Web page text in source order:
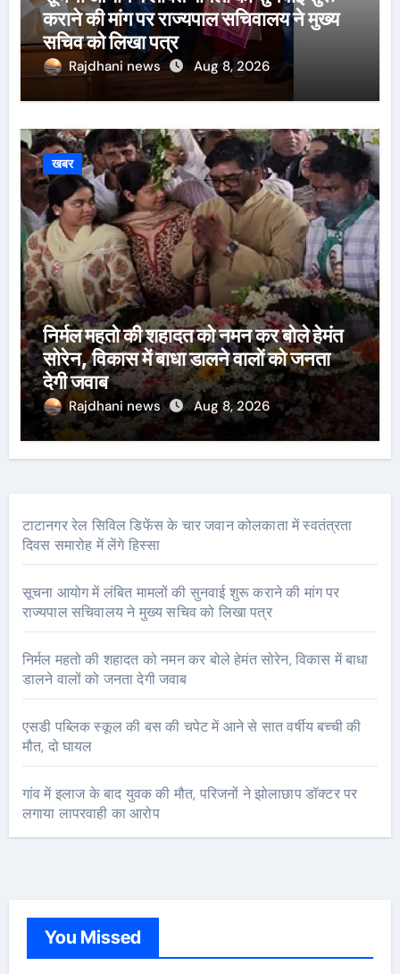
कराने की मांग पर राज्यपाल सचिवालय ने मुख्य
सचिव को लिखा पत्र
Rajdhani news Aug 8, 2026
खबर
निर्मल महतो की शहादत को नमन कर बोले हेमंत
सोरेन, विकास में बाधा डालने वालों को जनता
देगी जवाब
Rajdhani news Aug 8, 2026
टाटानगर रेल सिविल डिफेंस के चार जवान कोलकाता में स्वतंत्रता
दिवस समारोह में लेंगे हिस्सा
सूचना आयोग में लंबित मामलों की सुनवाई शुरू कराने की मांग पर
राज्यपाल सचिवालय ने मुख्य सचिव को लिखा पत्र
निर्मल महतो की शहादत को नमन कर बोले हेमंत सोरेन, विकास में बाधा
डालने वालों को जनता देगी जवाब
एसडी पब्लिक स्कूल की बस की चपेट में आने से सात वर्षीय बच्ची की
मौत, दो घायल
गांव में इलाज के बाद युवक की मौत, परिजनों ने झोलाछाप डॉक्टर पर
लगाया लापरवाही का आरोप
You Missed